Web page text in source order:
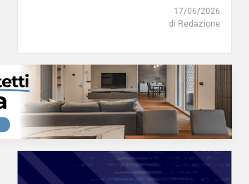
17/06/2026
di Redazione